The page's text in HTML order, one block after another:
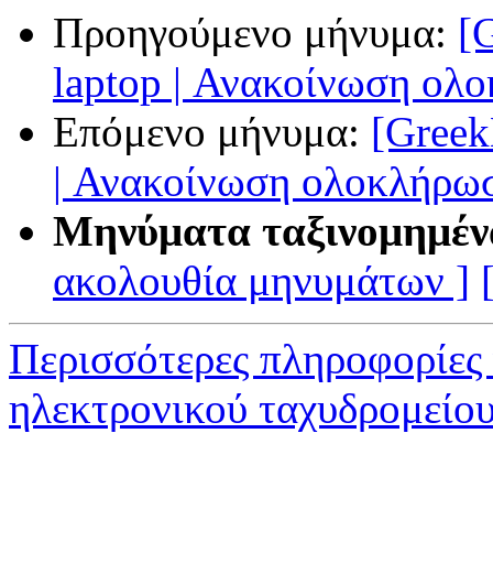
Προηγούμενο μήνυμα:
laptop | Ανακοίνωση
Επόμενο μήνυμα:
| Ανακοίνωση
Μηνύματα
ακολουθία μηνυμάτων ]
Περισσότερες
ηλεκτρονικού